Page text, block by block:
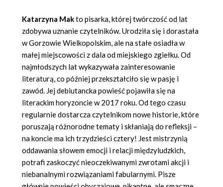
Katarzyna Makto pisarka, której twórczość od lat
zdobywa uznanie czytelników. Urodziła się i dorastała
w Gorzowie Wielkopolskim, ale na stałe osiadła w
małej miejscowości z dala od miejskiego zgiełku. Od
najmłodszych lat wykazywała zainteresowanie
literaturą, co później przekształciło się w pasję i
zawód. Jej debiutancka powieść pojawiła się na
literackim horyzoncie w 2017 roku. Od tego czasu
regularnie dostarcza czytelnikom nowe historie, które
poruszają różnorodne tematy i skłaniają do refleksji –
na koncie ma ich trzydzieści cztery! Jest mistrzynią
oddawania słowem emocji i relacji międzyludzkich,
potrafi zaskoczyć nieoczekiwanymi zwrotami akcji i
niebanalnymi rozwiązaniami fabularnymi. Pisze